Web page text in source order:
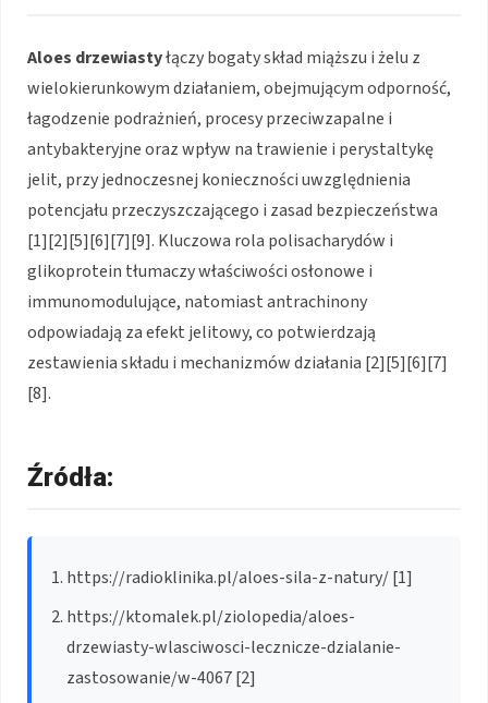
Aloes drzewiastyłączy bogaty skład miąższu i żelu z
wielokierunkowym działaniem, obejmującym odporność,
łagodzenie podrażnień, procesy przeciwzapalne i
antybakteryjne oraz wpływ na trawienie i perystaltykę
jelit, przy jednoczesnej konieczności uwzględnienia
potencjału przeczyszczającego i zasad bezpieczeństwa
[1][2][5][6][7][9]. Kluczowa rola polisacharydów i
glikoprotein tłumaczy właściwości osłonowe i
immunomodulujące, natomiast antrachinony
odpowiadają za efekt jelitowy, co potwierdzają
zestawienia składu i mechanizmów działania [2][5][6][7]
[8].
Źródła:
https://radioklinika.pl/aloes-sila-z-natury/ [1]
https://ktomalek.pl/ziolopedia/aloes-
drzewiasty-wlasciwosci-lecznicze-dzialanie-
zastosowanie/w-4067 [2]